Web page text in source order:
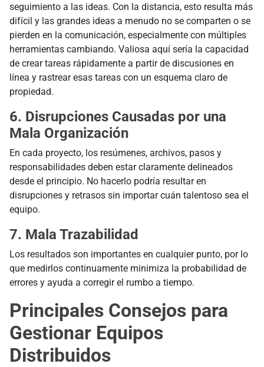
seguimiento a las ideas. Con la distancia, esto resulta más
difícil y las grandes ideas a menudo no se comparten o se
pierden en la comunicación, especialmente con múltiples
herramientas cambiando. Valiosa aquí sería la capacidad
de crear tareas rápidamente a partir de discusiones en
línea y rastrear esas tareas con un esquema claro de
propiedad.
6. Disrupciones Causadas por una
Mala Organización
En cada proyecto, los resúmenes, archivos, pasos y
responsabilidades deben estar claramente delineados
desde el principio. No hacerlo podría resultar en
disrupciones y retrasos sin importar cuán talentoso sea el
equipo.
7. Mala Trazabilidad
Los resultados son importantes en cualquier punto, por lo
que medirlos continuamente minimiza la probabilidad de
errores y ayuda a corregir el rumbo a tiempo.
Principales Consejos para
Gestionar Equipos
Distribuidos